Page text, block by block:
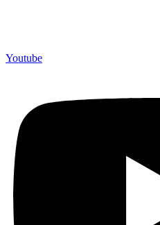
Youtube